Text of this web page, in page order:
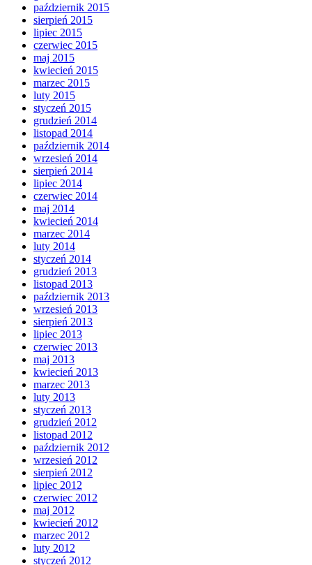
październik 2015
sierpień 2015
lipiec 2015
czerwiec 2015
maj 2015
kwiecień 2015
marzec 2015
luty 2015
styczeń 2015
grudzień 2014
listopad 2014
październik 2014
wrzesień 2014
sierpień 2014
lipiec 2014
czerwiec 2014
maj 2014
kwiecień 2014
marzec 2014
luty 2014
styczeń 2014
grudzień 2013
listopad 2013
październik 2013
wrzesień 2013
sierpień 2013
lipiec 2013
czerwiec 2013
maj 2013
kwiecień 2013
marzec 2013
luty 2013
styczeń 2013
grudzień 2012
listopad 2012
październik 2012
wrzesień 2012
sierpień 2012
lipiec 2012
czerwiec 2012
maj 2012
kwiecień 2012
marzec 2012
luty 2012
styczeń 2012